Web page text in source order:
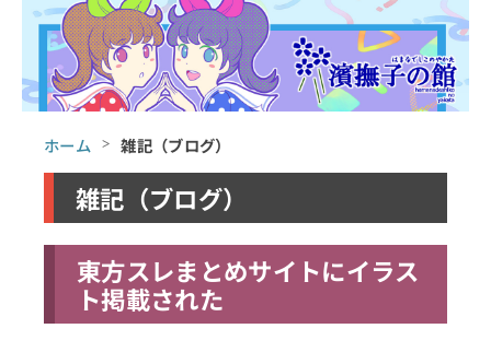
ホーム 雑記（ブログ）
雑記（ブログ）
東方スレまとめサイトにイラス
ト掲載された